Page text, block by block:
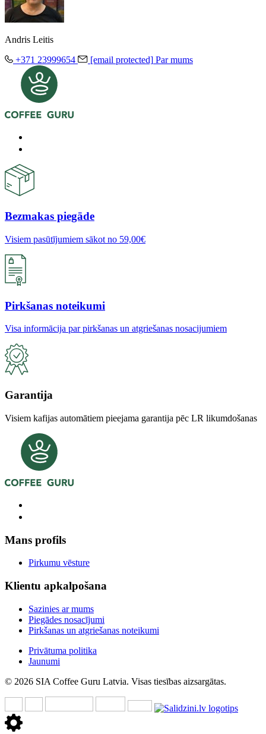
Andris Leitis
+371 23999654
[email protected] Par mums
Bezmakas piegāde
Visiem pasūtījumiem sākot no 59,00€
Pirkšanas noteikumi
Visa informācija par pirkšanas un atgriešanas nosacijumiem
Garantija
Visiem kafijas automātiem pieejama garantija pēc LR likumdošanas
Mans profils
Pirkumu vēsture
Klientu apkalpošana
Sazinies ar mums
Piegādes nosacījumi
Pirkšanas un atgriešanas noteikumi
Privātuma politika
Jaunumi
© 2026 SIA Coffee Guru Latvia. Visas tiesības aizsargātas.